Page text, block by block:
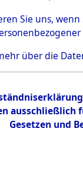
Sie uns,
über die
ausschließlich
Gesetzen und